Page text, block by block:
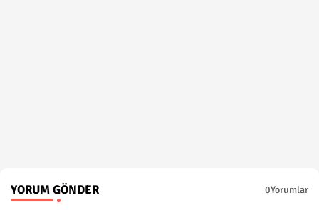
YORUM GÖNDER 0Yorumlar